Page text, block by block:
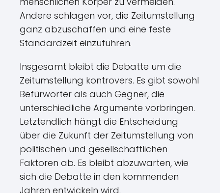
Andere schlagen vor, die Zeitumstellung
ganz abzuschaffen und eine feste
Standardzeit einzuführen.
Insgesamt bleibt die Debatte um die
Zeitumstellung kontrovers. Es gibt sowohl
Befürworter als auch Gegner, die
unterschiedliche Argumente vorbringen.
Letztendlich hängt die Entscheidung
über die Zukunft der Zeitumstellung von
politischen und gesellschaftlichen
Faktoren ab. Es bleibt abzuwarten, wie
sich die Debatte in den kommenden
Jahren entwickeln wird.